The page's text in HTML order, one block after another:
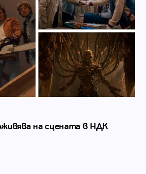
на сцената в НДК